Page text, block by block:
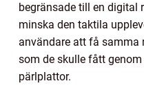
begränsade till en digital
minska den taktila
användare att få samma
som de skulle fått
pärlplattor.